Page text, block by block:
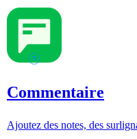
Commentaire
Ajoutez des notes, des